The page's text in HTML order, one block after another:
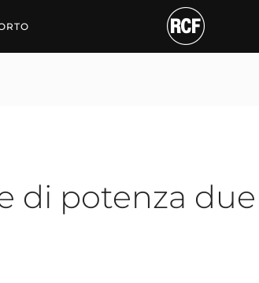
due
di potenza due